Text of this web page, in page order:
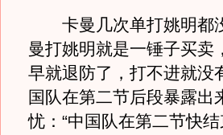
卡曼几次单打姚明都没
曼打姚明就是一锤子买卖
早就退防了，打不进就没
国队在第二节后段暴露出
忧：“中国队在第二节快